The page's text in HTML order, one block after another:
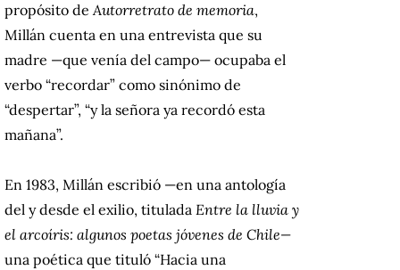
propósito deAutorretrato de memoria,
Millán cuenta en una entrevista que su
madre —que venía del campo— ocupaba el
verbo “recordar” como sinónimo de
“despertar”, “y la señora ya recordó esta
mañana”.
En 1983, Millán escribió —en una antología
del y desde el exilio, titulada Entre la lluvia y
el arcoíris: algunos poetas jóvenes de Chile—
una poética que tituló “Hacia una